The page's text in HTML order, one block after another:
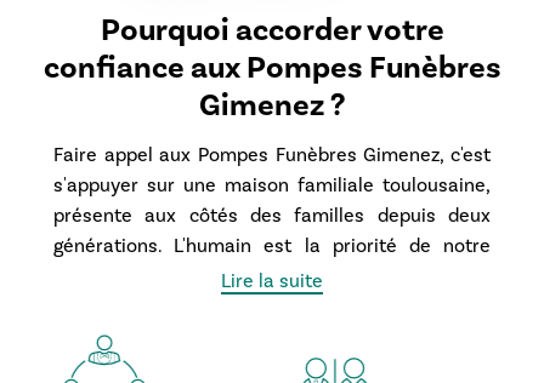
Pourquoi accorder votre
confiance aux Pompes Funèbres
Gimenez ?
Faire appel aux Pompes Funèbres Gimenez, c'est
s'appuyer sur une maison familiale toulousaine,
présente aux côtés des familles depuis deux
générations. L'humain est la priorité de notre
engagement : un conseiller funéraire dédié vous
unique. Nous défendons une transparence
tarifaire absolue, via des devis clairs et détaillés,
Lire la suite